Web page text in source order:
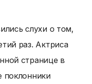
слухи о том,
раз. Актриса
странице в
поклонники